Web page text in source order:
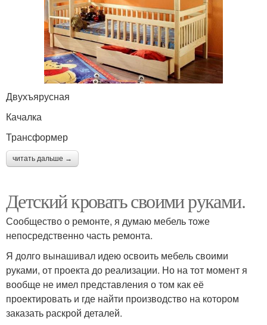
Двухъярусная
Качалка
Трансформер
читать дальше →
Детский кровать своими руками.
Сообщество о ремонте, я думаю мебель тоже
непосредственно часть ремонта.
Я долго вынашивал идею освоить мебель своими
руками, от проекта до реализации. Но на тот момент я
вообще не имел представления о том как её
проектировать и где найти производство на котором
заказать раскрой деталей.